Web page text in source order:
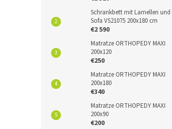
Schrankbett mit Lamellen und
Sofa VS21075 200x180 cm
€2 590
Matratze ORTHOPEDY MAXI
200x120
€250
Matratze ORTHOPEDY MAXI
200x180
€340
Matratze ORTHOPEDY MAXI
200x90
€200